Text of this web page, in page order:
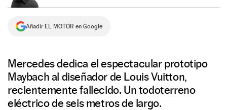
Añadir EL MOTOR en Google
Mercedes dedica el espectacular prototipo
Maybach al diseñador de Louis Vuitton,
recientemente fallecido. Un todoterreno
eléctrico de seis metros de largo.